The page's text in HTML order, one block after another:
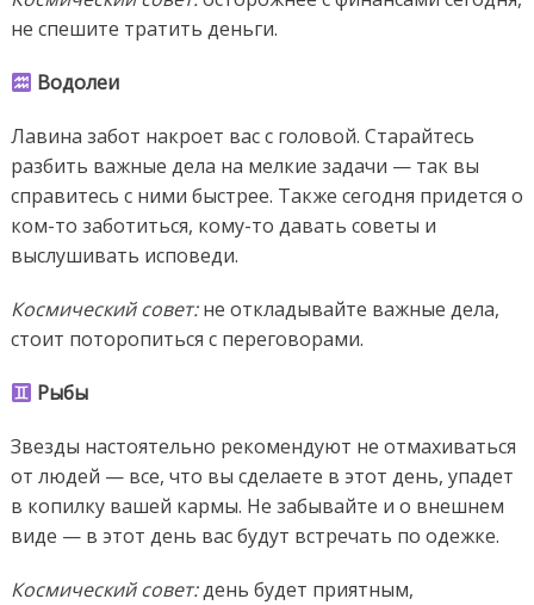
не спешите тратить деньги.
Водолеи
Лавина забот накроет вас с головой. Старайтесь
разбить важные дела на мелкие задачи — так вы
справитесь с ними быстрее. Также сегодня придется о
ком-то заботиться, кому-то давать советы и
выслушивать исповеди.
Космический совет:не откладывайте важные дела,
стоит поторопиться с переговорами.
Рыбы
Звезды настоятельно рекомендуют не отмахиваться
от людей — все, что вы сделаете в этот день, упадет
в копилку вашей кармы. Не забывайте и о внешнем
виде — в этот день вас будут встречать по одежке.
Космический совет:день будет приятным,